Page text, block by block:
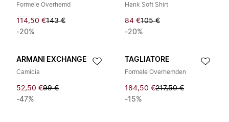
Formele Overhemd
114,50 €143 €
-20%
Hank Soft Shirt
84 €105 €
-20%
ARMANI EXCHANGE
Camicia
52,50 €99 €
-47%
TAGLIATORE
Formele Overhemden
184,50 €217,50 €
-15%